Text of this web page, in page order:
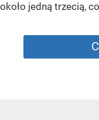
około jedną trzecią,